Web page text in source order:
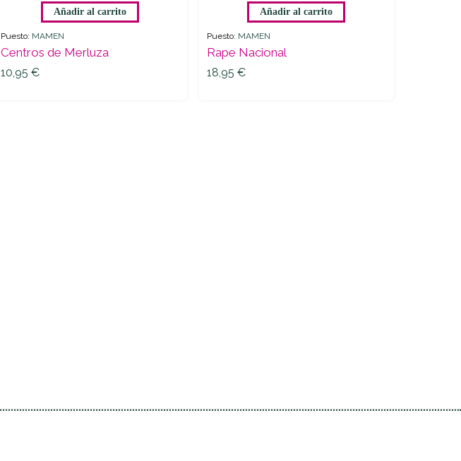
Merluza
Añadir al carrito
10,95 €
Puesto: MAMEN
Centros de Merluza
10,95 €
quantity
Añadir al carrito
18,95 €
Puesto: MAMEN
Rape Nacional
18,95 €